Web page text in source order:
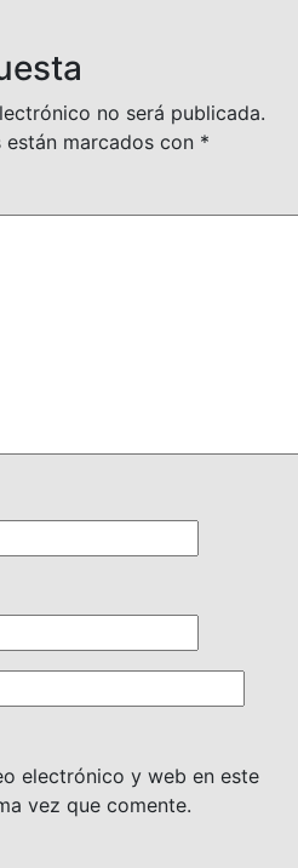
no será publicada.
marcados con *
electrónico y web en este
vez que comente.